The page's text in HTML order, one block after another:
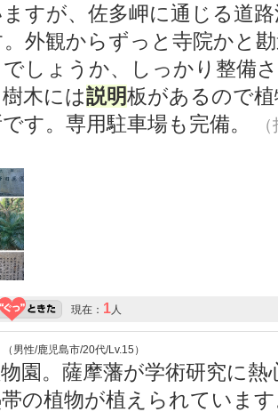
すが、佐多岬に通じる道
外観からずっと寺院かと
しょうか、しっかり整備
木には説明板があるので
す。専用駐車場も完備。
現在： 1 人
男性/鹿児島市/20代/Lv.15）
園。薩摩藩が学術研究に
の植物が植えられていま